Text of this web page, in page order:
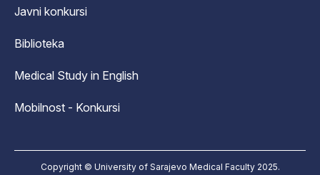
Javni konkursi
Biblioteka
Medical Study in English
Mobilnost - Konkursi
Copyright © University of Sarajevo Medical Faculty 2025.